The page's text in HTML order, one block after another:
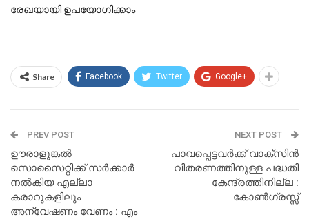
രേഖയായി ഉപയോഗിക്കാം
Share Facebook Twitter Google+
PREV POST
ഊരാളുങ്കല്‍
സൊസൈറ്റിക്ക് സര്‍ക്കാര്‍
നല്‍കിയ എല്ലാ
കരാറുകളിലും
അന്വേഷണം വേണം : എം
NEXT POST
പാവപ്പെട്ടവർക്ക് വാക്സിൻ
വിതരണത്തിനുള്ള പദ്ധതി
കേന്ദ്രത്തിനില്ല :
കോൺഗ്രസ്സ്